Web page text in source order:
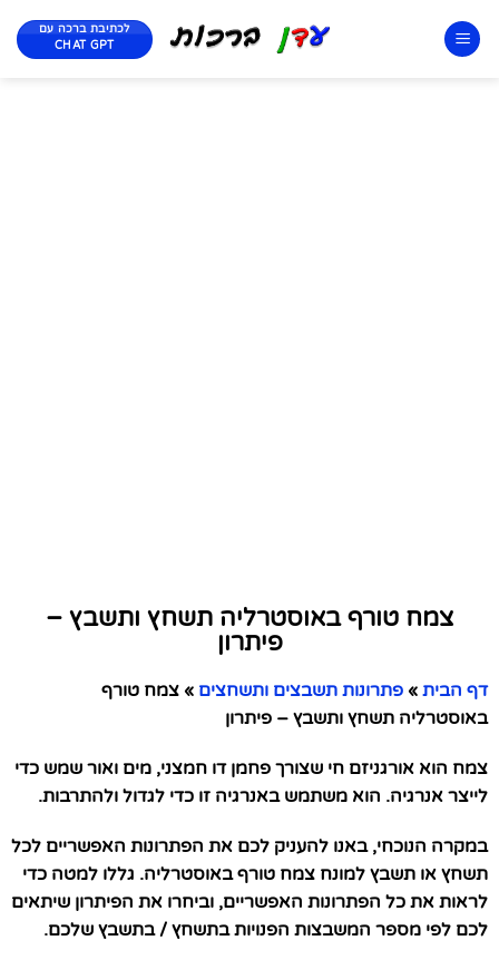
לכתיבת ברכה עם
CHAT GPT
צמח טורף באוסטרליה תשחץ ותשבץ –
פיתרון
דף הבית » פתרונות תשבצים ותשחצים » צמח טורף
באוסטרליה תשחץ ותשבץ – פיתרון
צמח הוא אורגניזם חי שצורך פחמן דו חמצני, מים ואור שמש כדי
לייצר אנרגיה. הוא משתמש באנרגיה זו כדי לגדול ולהתרבות.
במקרה הנוכחי, באנו להעניק לכם את הפתרונות האפשריים לכל
תשחץ או תשבץ למונח צמח טורף באוסטרליה. גללו למטה כדי
לראות את כל הפתרונות האפשריים, וביחרו את הפיתרון שיתאים
לכם לפי מספר המשבצות הפנויות בתשחץ / בתשבץ שלכם.